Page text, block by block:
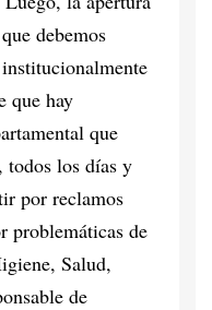
debemos
que hay
que
todos los días y
por reclamos
problemáticas de
Salud,
de